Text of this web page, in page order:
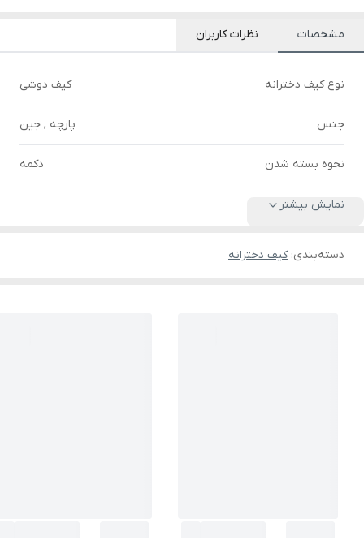
مشخصات نظرات کاربران
نوع کیف دخترانه کیف دوشی
جنس پارچه , جین
نحوه بسته شدن دکمه
نمایش بیشتر
دسته‌بندی:کیف دخترانه